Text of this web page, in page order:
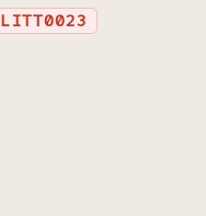
LITT0023